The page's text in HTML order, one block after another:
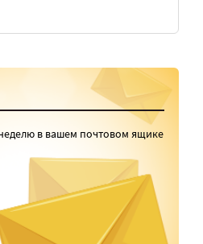
в вашем почтовом ящике